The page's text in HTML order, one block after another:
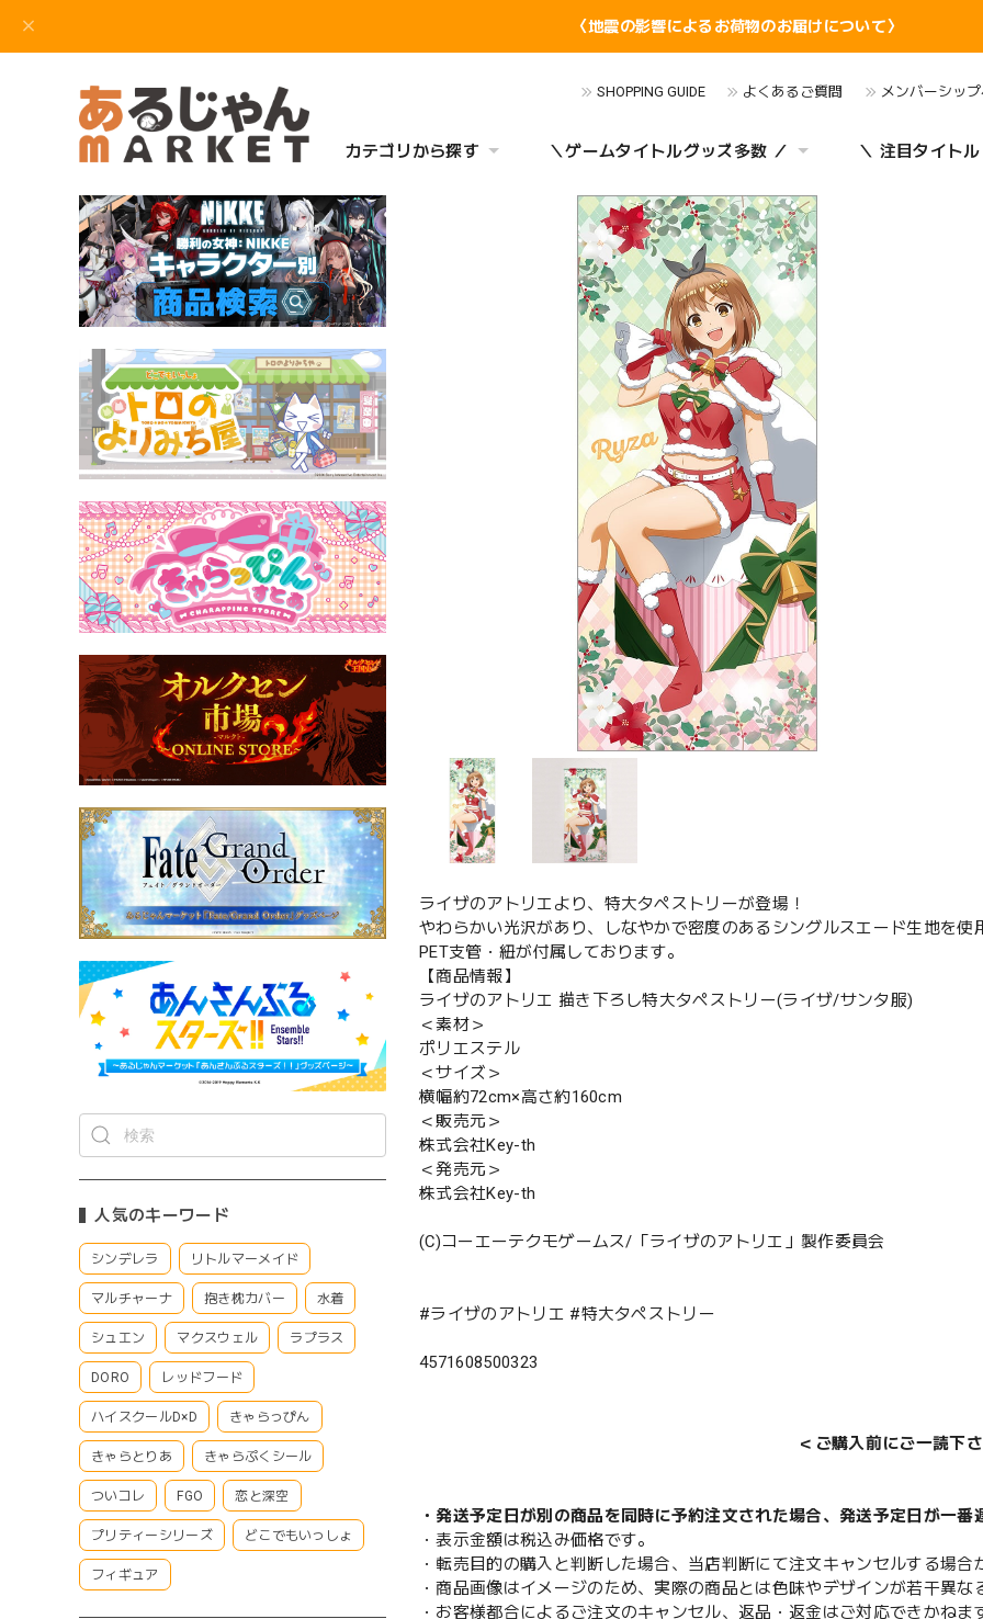
〈地震の影響によるお荷物のお届けについて〉
SHOPPING GUIDE よくあるご質問 メンバーシッ
カテゴリから探す ＼ゲームタイトルグッズ多数 ／ ＼ 注目タイト
人気のキーワード
シンデレラ リトルマーメイド
マルチャーナ 抱き枕カバー 水着
シュエン マクスウェル ラプラス
DORO レッドフード
ハイスクールD×D きゃらっぴん
きゃらとりあ きゃらぷくシール
ついコレ FGO 恋と深空
プリティーシリーズ どこでもいっしょ
フィギュア
ライザのアトリエより、特大タペストリーが登場！
やわらかい光沢があり、しなやかで密度のあるシングルスエード生地を使
PET支管・紐が付属しております。
【商品情報】
ライザのアトリエ 描き下ろし特大タペストリー(ライザ/サンタ服)
＜素材＞
ポリエステル
＜サイズ＞
横幅約72cm×高さ約160cm
＜販売元＞
株式会社Key-th
＜発売元＞
株式会社Key-th
(C)コーエーテクモゲームス/「ライザのアトリエ」製作委員会
#ライザのアトリエ #特大タペストリー
4571608500323
＜ご購入前にご一読下
・発送予定日が別の商品を同時に予約注文された場合、発送予定日が一
・表示金額は税込み価格です。
・転売目的の購入と判断した場合、当店判断にて注文キャンセルする場合
・商品画像はイメージのため、実際の商品とは色味やデザインが若干異な
・お客様都合によるご注文のキャンセル、返品・返金はご対応できかねま